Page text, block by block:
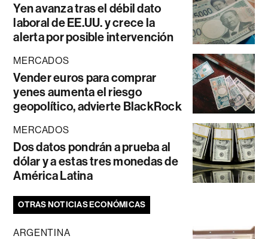
Yen avanza tras el débil dato
laboral de EE.UU. y crece la
alerta por posible intervención
MERCADOS
Vender euros para comprar
yenes aumenta el riesgo
geopolítico, advierte BlackRock
MERCADOS
Dos datos pondrán a prueba al
dólar y a estas tres monedas de
América Latina
OTRAS NOTICIAS ECONÓMICAS
ARGENTINA